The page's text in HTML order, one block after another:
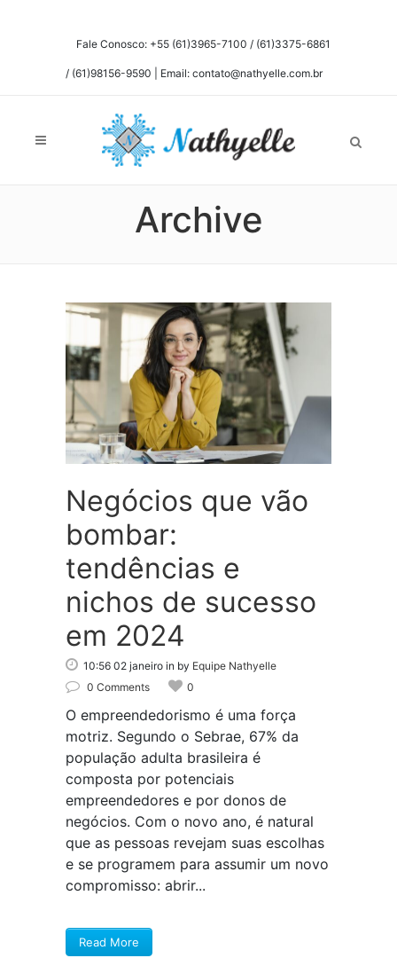
Fale Conosco: +55 (61)3965-7100 / (61)3375-6861
/ (61)98156-9590 | Email: contato@nathyelle.com.br
Archive
Negócios que vão
bombar:
tendências e
nichos de sucesso
em 2024
10:56 02 janeiro in by Equipe Nathyelle
0 Comments
0
O empreendedorismo é uma força
motriz. Segundo o Sebrae, 67% da
população adulta brasileira é
composta por potenciais
empreendedores e por donos de
negócios. Com o novo ano, é natural
que as pessoas revejam suas escolhas
e se programem para assumir um novo
compromisso: abrir...
Read More